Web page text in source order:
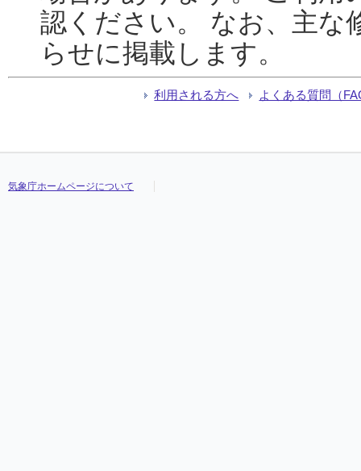
認ください。 なお、主な
らせに掲載します。
利用される方へ よくある質問（
気象庁ホームページについて